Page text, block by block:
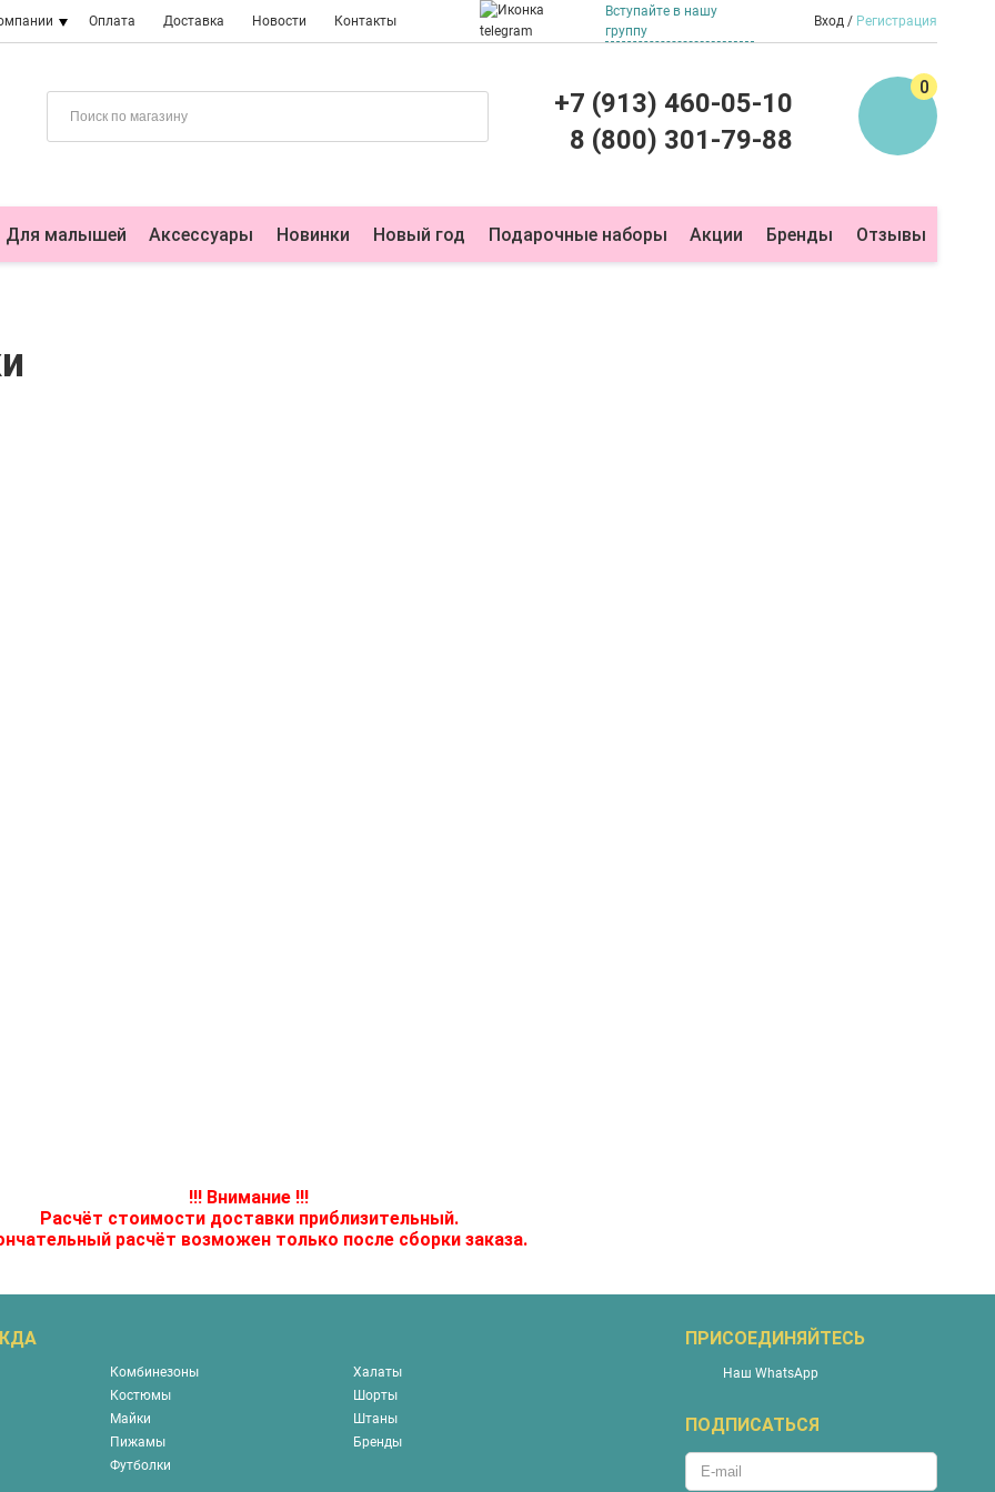
Оплата Доставка Новости Контакты
Вступайте в нашу
группу
Вход Регистрация
+7 (913) 460-05-10
8 (800) 301-79-88
0
Для малышей Аксессуары Новинки Новый год Подарочные наборы Акции Бренды Отзывы
!!! Внимание !!!
Расчёт стоимости доставки приблизительный.
расчёт возможен только после сборки заказа.
Комбинезоны
Костюмы
Майки
Пижамы
Футболки
Халаты
Шорты
Штаны
Бренды
ПРИСОЕДИНЯЙТЕСЬ
Наш WhatsApp
ПОДПИСАТЬСЯ